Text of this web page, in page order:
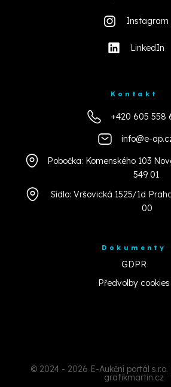
Instagram
LinkedIn
Kontakt
+420 605 558
info@e-
Pobočka: Komenského 103
549 01
Sídlo: Vršovická 1525/1d
00
Dokumenty
GDPR
Předvolby cookies
© 2024 - 2026 E-Aukční portál
grafikmartin.cz